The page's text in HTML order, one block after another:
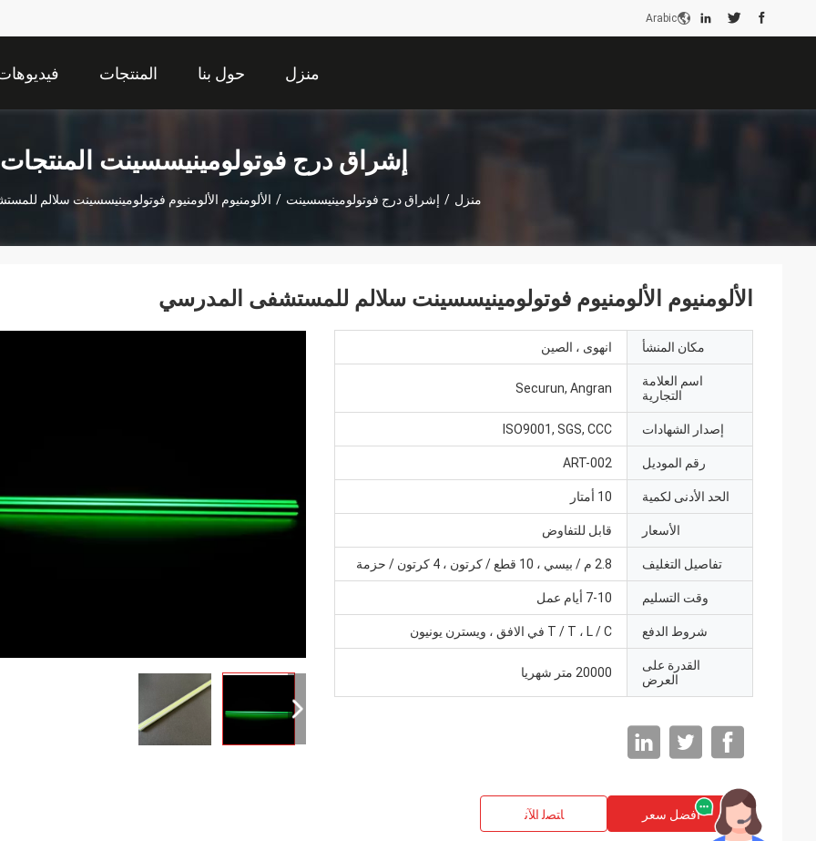
Arabic
منزل حول بنا المنتجات
إشراق درج فوتولومينيسسينت المنتجات
منزل / إشراق درج فوتولومينيسسينت / الألومنيوم الألومنيوم فوتولومينيسسينت سلالم
الألومنيوم الألومنيوم فوتولومينيسسينت سلالم للمستشفى المدرسي
مكان المنشأ انهوى ، الصين
اسم العلامة
التجارية
Securun, Angran
إصدار الشهادات ISO9001, SGS, CCC
رقم الموديل ART-002
الحد الأدنى لكمية 10 أمتار
الأسعار قابل للتفاوض
تفاصيل التغليف 2.8 م / بيسي ، 10 قطع / كرتون ، 4 كرتون / حزمة
وقت التسليم 7-10 أيام عمل
شروط الدفع T / T ، L / C في الافق ، ويسترن يونيون
القدرة على
العرض
20000 متر شهريا
افضل سعر ﺎﺘﺼﻟ ﺍﻶﻧ